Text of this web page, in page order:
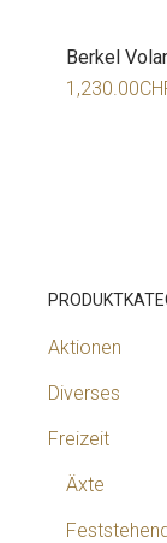
Berkel
1,230.00
Aktionen
Diverses
Freizeit
Äxte